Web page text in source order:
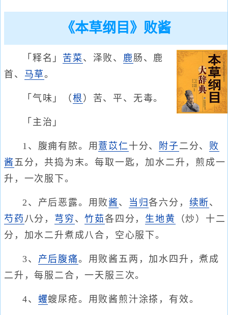
《本草纲目》败酱
「释名」 苦菜 、泽败、 鹿 肠、鹿
首、 马草。
「气味」（ 根 ）苦、平、无毒。
「主治」
1、腹痈有脓。用 薏苡仁十分、 附子二分、 败
酱 五分，共捣为末。每取一匙，加水二升，煎成一
升，一次服下。
2、产后恶露。用败 酱 、 当归各六分， 续断、
芍药 八分， 芎穷 、竹茹各四分， 生地黄
（炒）十二
分，加水二升煮成八合，空心服下。
3、 产后腹痛。用败酱五两，加水四升，煮成
二升，每服二合，一天服三次。
4、 蠼螋尿疮。用败酱煎汁涂搽，有效。